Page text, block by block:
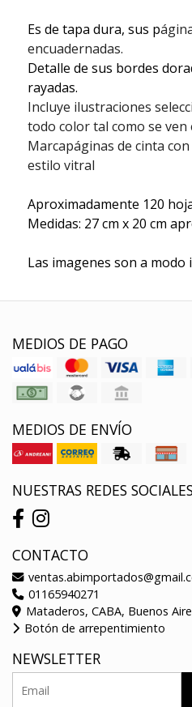
Es de tapa dura, sus p
encuadernadas.
Detalle de sus bordes
rayadas.
Incluye ilustraciones
todo color tal como se ven
Marcapáginas de cinta
estilo vitral
Aproximadamente 120
Medidas: 27 cm x 20 cm
Las imagenes son a
MEDIOS DE PAGO
MEDIOS DE ENVÍO
NUESTRAS REDES
CONTACTO
01165940271
Mataderos, CABA, Buenos
Botón de arrepentimiento
NEWSLETTER